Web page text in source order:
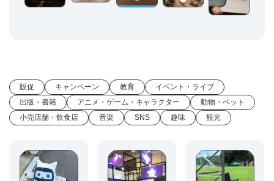
販促 キャンペーン 教育
イベント・ライブ
出版・書籍
アニメ・ゲーム・キャラクター
動物・ペット
小売店舗・飲食店
音楽 SNS 趣味 観光